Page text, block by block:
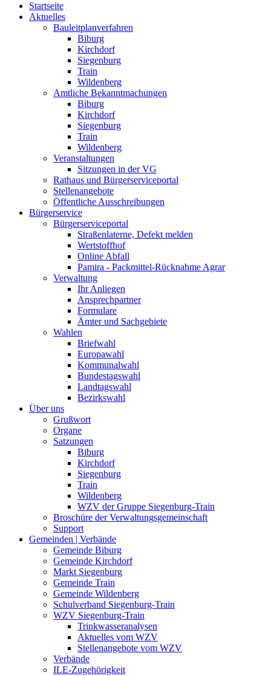
Startseite
Aktuelles
Bauleitplanverfahren
Biburg
Kirchdorf
Siegenburg
Train
Wildenberg
Amtliche Bekanntmachungen
Biburg
Kirchdorf
Siegenburg
Train
Wildenberg
Veranstaltungen
Sitzungen in der VG
Rathaus und Bürgerserviceportal
Stellenangebote
Öffentliche Ausschreibungen
Bürgerservice
Bürgerserviceportal
Straßenlaterne, Defekt melden
Wertstoffhof
Online Abfall
Pamira - Packmittel-Rücknahme Agrar
Verwaltung
Ihr Anliegen
Ansprechpartner
Formulare
Ämter und Sachgebiete
Wahlen
Briefwahl
Europawahl
Kommunalwahl
Bundestagswahl
Landtagswahl
Bezirkswahl
Über uns
Grußwort
Organe
Satzungen
Biburg
Kirchdorf
Siegenburg
Train
Wildenberg
WZV der Gruppe Siegenburg-Train
Broschüre der Verwaltungsgemeinschaft
Support
Gemeinden | Verbände
Gemeinde Biburg
Gemeinde Kirchdorf
Markt Siegenburg
Gemeinde Train
Gemeinde Wildenberg
Schulverband Siegenburg-Train
WZV Siegenburg-Train
Trinkwasseranalysen
Aktuelles vom WZV
Stellenangebote vom WZV
Verbände
ILE-Zugehörigkeit